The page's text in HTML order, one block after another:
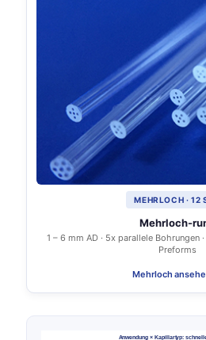
MEHRLOCH · 12
Mehrloch-
1 – 6 mm AD · 5x parallele Bohrungen
Preforms
Mehrloch
Anwendung × Kapillartyp: